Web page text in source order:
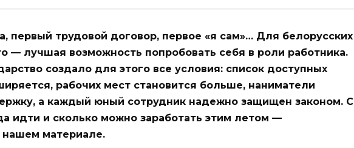
первый трудовой договор, первое «я сам»… Для белорусских
— лучшая возможность попробовать себя в роли работника.
создало для этого все условия: список доступных
рабочих мест становится больше, наниматели
а каждый юный сотрудник надежно защищен законом. С
идти и сколько можно заработать этим летом —
нашем материале.